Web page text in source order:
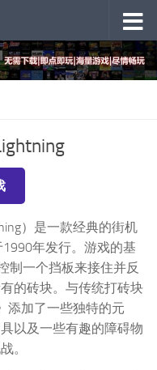
）是一款经典的街机
1990年发行。游戏的基
制一个挡板来接住并反
的砖块。与传统打砖块
添加了一些独特的元
以及一些有趣的障碍物
。